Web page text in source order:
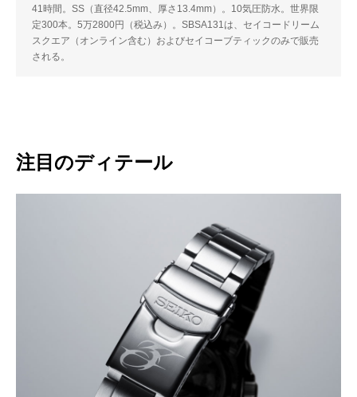
41時間。SS（直径42.5mm、厚さ13.4mm）。10気圧防水。世界限
定300本。5万2800円（税込み）。SBSA131は、セイコードリーム
スクエア（オンライン含む）およびセイコーブティックのみで販売
される。
注目のディテール